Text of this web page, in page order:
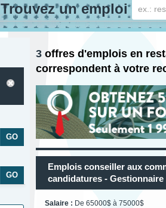
Trouvez un emploi
3 offres d'emplois en
correspondent à votre
Emplois conseiller aux
candidatures -
Salaire : De 65000$ à 75000$